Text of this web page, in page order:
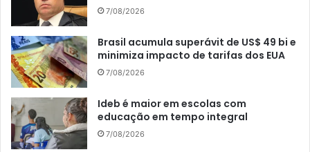
7/08/2026
Brasil acumula superávit de US$ 49 bi e
minimiza impacto de tarifas dos EUA
7/08/2026
Ideb é maior em escolas com
educação em tempo integral
7/08/2026